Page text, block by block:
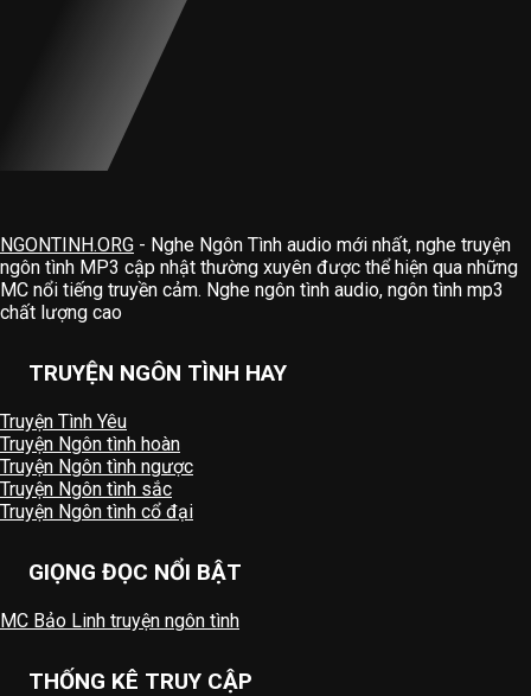
NGONTINH.ORG - Nghe Ngôn Tình audio mới nhất, nghe truyện
ngôn tình MP3 cập nhật thường xuyên được thể hiện qua những
MC nổi tiếng truyền cảm. Nghe ngôn tình audio, ngôn tình mp3
chất lượng cao
TRUYỆN NGÔN TÌNH HAY
Truyện Tình Yêu
Truyện Ngôn tình hoàn
Truyện Ngôn tình ngược
Truyện Ngôn tình sắc
Truyện Ngôn tình cổ đại
GIỌNG ĐỌC NỔI BẬT
MC Bảo Linh truyện ngôn tình
THỐNG KÊ TRUY CẬP